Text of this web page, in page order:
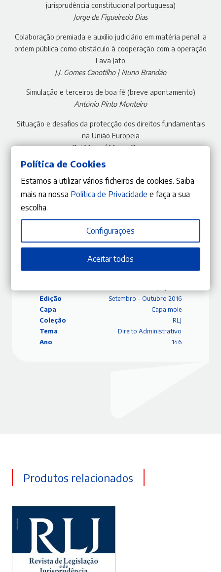
jurisprudência constitucional portuguesa)
Jorge de Figueiredo Dias
Colaboração premiada e auxílio judiciário em matéria penal: a
ordem pública como obstáculo à cooperação com a operação
Lava Jato
J.J. Gomes Canotilho | Nuno Brandão
Simulação e terceiros de boa fé (breve apontamento)
António Pinto Monteiro
Situação e desafios da protecção dos direitos fundamentais
na União Europeia
Rui Manuel Moura Ramos
Secção de jurisprudência
Um, Dó, Li, Tá? De quantos/de que gerentes se faz a
vinculação de uma sociedade por quotas?
Edição
Setembro – Outubro 2016
Capa
Capa mole
Coleção
RLJ
Tema
Direito Administrativo
Ano
146
Produtos relacionados
Política de Cookies
Estamos a utilizar vários ficheiros de cookies. Saiba
mais na nossa Política de Privacidade e faça a sua
escolha.
Configurações
Aceitar todos